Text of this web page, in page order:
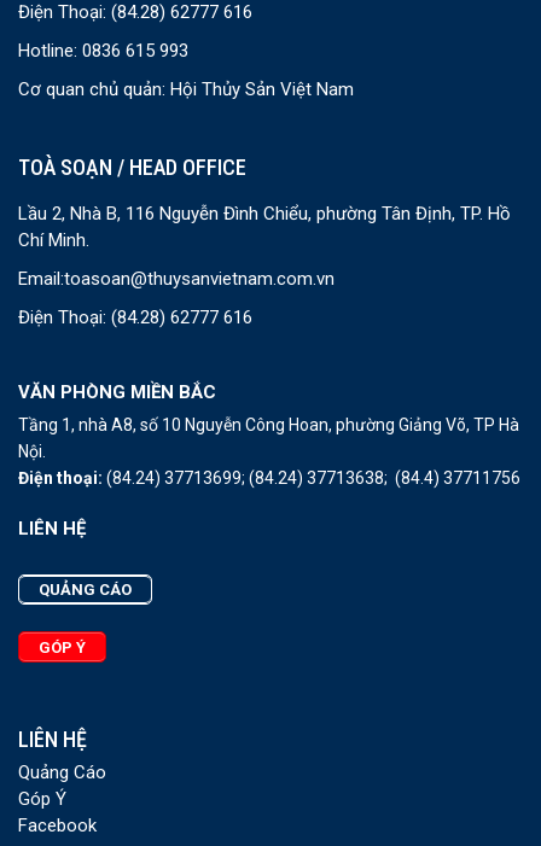
Điện Thoại: (84.28) 62777 616
Hotline: 0836 615 993
Cơ quan chủ quản: Hội Thủy Sản Việt Nam
TOÀ SOẠN / HEAD OFFICE
Lầu 2, Nhà B, 116 Nguyễn Đình Chiểu, phường Tân Định, TP. Hồ
Chí Minh.
Email:toasoan@thuysanvietnam.com.vn
Điện Thoại: (84.28) 62777 616
VĂN PHÒNG MIỀN BẮC
Tầng 1, nhà A8, số 10 Nguyễn Công Hoan, phường Giảng Võ, TP Hà
Nội.
Điện thoại: (84.24) 37713699; (84.24) 37713638; (84.4) 37711756
LIÊN HỆ
QUẢNG CÁO
GÓP Ý
LIÊN HỆ
Quảng Cáo
Góp Ý
Facebook